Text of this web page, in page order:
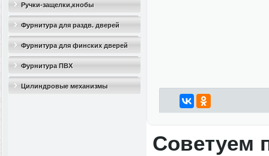
Ручки-защелки,кнобы
Фурнитура для раздв. дверей
Фурнитура для финских дверей
Фурнитура ПВХ
Цилиндровые механизмы
Советуем